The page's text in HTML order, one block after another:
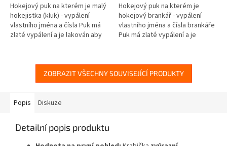
5
hvězdiček.
Hokejový puk na kterém je malý
hokejistka (kluk) - vypálení
vlastního jména a čísla Puk má
zlaté vypálení a je lakován aby
5
hvězdiček.
Hokejový puk na kterém je
hokejový brankář - vypálení
vlastního jména a čísla brankáře
Puk má zlaté vypálení a je
ZOBRAZIT VŠECHNY SOUVISEJÍCÍ PRODUKTY
Popis Diskuze
Detailní popis produktu